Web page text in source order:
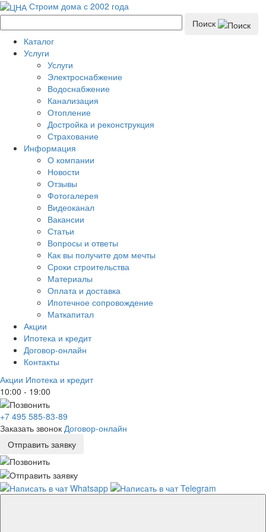
Строим дома с 2002 года
Поиск
Каталог
Услуги
Услуги
Электроснабжение
Водоснабжение
Канализация
Отопление
Достройка и реконструкция
Страхование
Информация
О компании
Новости
Отзывы
Фотогалерея
Видеоканал
Вакансии
Статьи
Вопросы и ответы
Как вы получите дом мечты
Сроки строительства
Материалы
Оплата и доставка
Ипотечное сопровождение
Маткапитал
Акции
Ипотека и кредит
Договор-онлайн
Контакты
Акции Ипотека и кредит
10:00 - 19:00
+7 495 585-83-89
Заказать звонок Договор-онлайн
Отправить заявку